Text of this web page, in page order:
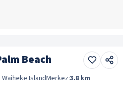
Beach
Waiheke IslandMerkez:3.8 km